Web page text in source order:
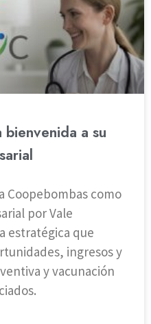
bienvenida a su
Coopebombas como
por Vale
estratégica que
ingresos y
y vacunación